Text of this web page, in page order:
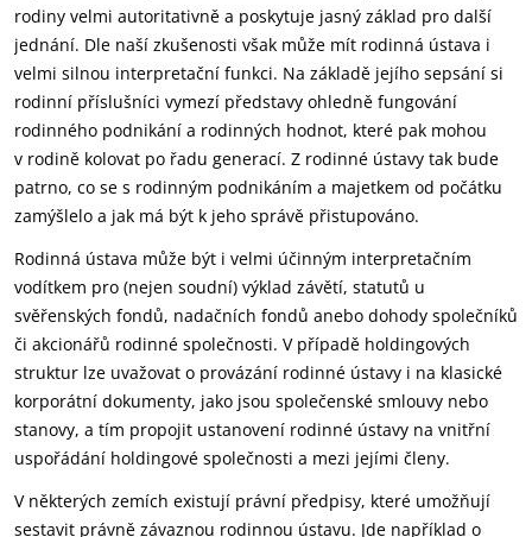
rodiny velmi autoritativně a poskytuje jasný základ pro další
jednání. Dle naší zkušenosti však může mít rodinná ústava i
velmi silnou interpretační funkci. Na základě jejího sepsání si
rodinní příslušníci vymezí představy ohledně fungování
rodinného podnikání a rodinných hodnot, které pak mohou
v rodině kolovat po řadu generací. Z rodinné ústavy tak bude
patrno, co se s rodinným podnikáním a majetkem od počátku
zamýšlelo a jak má být k jeho správě přistupováno.
Rodinná ústava může být i velmi účinným interpretačním
vodítkem pro (nejen soudní) výklad závětí, statutů u
svěřenských fondů, nadačních fondů anebo dohody společníků
či akcionářů rodinné společnosti. V případě holdingových
struktur lze uvažovat o provázání rodinné ústavy i na klasické
korporátní dokumenty, jako jsou společenské smlouvy nebo
stanovy, a tím propojit ustanovení rodinné ústavy na vnitřní
uspořádání holdingové společnosti a mezi jejími členy.
V některých zemích existují právní předpisy, které umožňují
sestavit právně závaznou rodinnou ústavu. Jde například o